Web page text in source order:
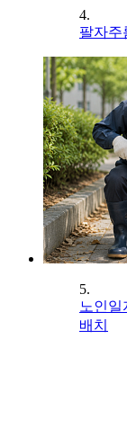
4.
팔자주
5.
노인일
배치